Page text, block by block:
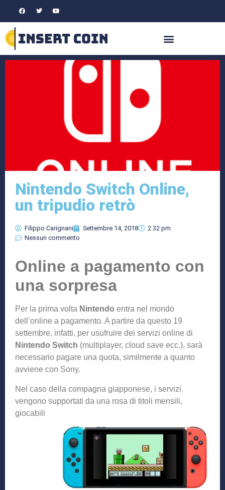
Nintendo Switch Online,
un tripudio retrò
Filippo Carignani Settembre 14, 2018
2:32 pm
Nessun commento
Online a pagamento con
una sorpresa
Per la prima volta Nintendo entra nel mondo
dell’online a pagamento. A partire da questo 19
settembre, infatti, per usufruire dei servizi online di
Nintendo Switch (multiplayer, cloud save ecc.), sarà
necessario pagare una quota, similmente a quanto
avviene con Sony.
Nel caso della compagna giapponese, i servizi
vengono supportati da una rosa di titoli mensili,
giocabili